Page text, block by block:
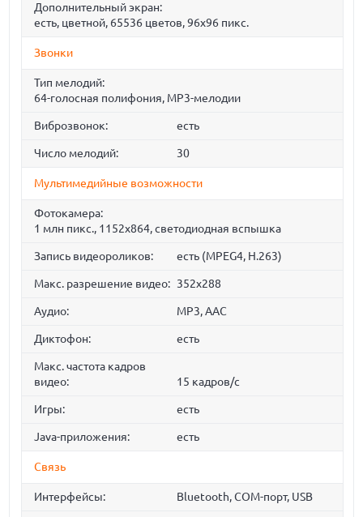
Дополнительный экран:
есть, цветной, 65536 цветов, 96x96 пикс.
Звонки
Тип мелодий:
64-голосная полифония, MP3-мелодии
Виброзвонок: есть
Число мелодий: 30
Мультимедийные возможности
Фотокамера:
1 млн пикс., 1152x864, светодиодная вспышка
Запись видеороликов: есть (MPEG4, H.263)
Макс. разрешение видео: 352x288
Аудио: MP3, AAC
Диктофон: есть
Макс. частота кадров
видео:
15 кадров/с
Игры: есть
Java-приложения: есть
Связь
Интерфейсы: Bluetooth, COM-порт, USB